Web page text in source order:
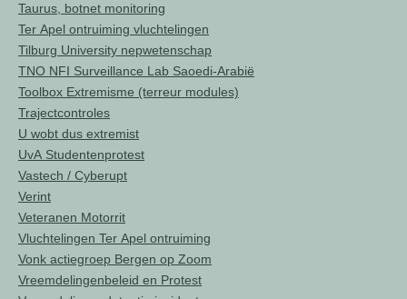
Taurus, botnet monitoring
Ter Apel ontruiming vluchtelingen
Tilburg University nepwetenschap
TNO NFI Surveillance Lab Saoedi-Arabië
Toolbox Extremisme (terreur modules)
Trajectcontroles
U wobt dus extremist
UvA Studentenprotest
Vastech / Cyberupt
Verint
Veteranen Motorrit
Vluchtelingen Ter Apel ontruiming
Vonk actiegroep Bergen op Zoom
Vreemdelingenbeleid en Protest